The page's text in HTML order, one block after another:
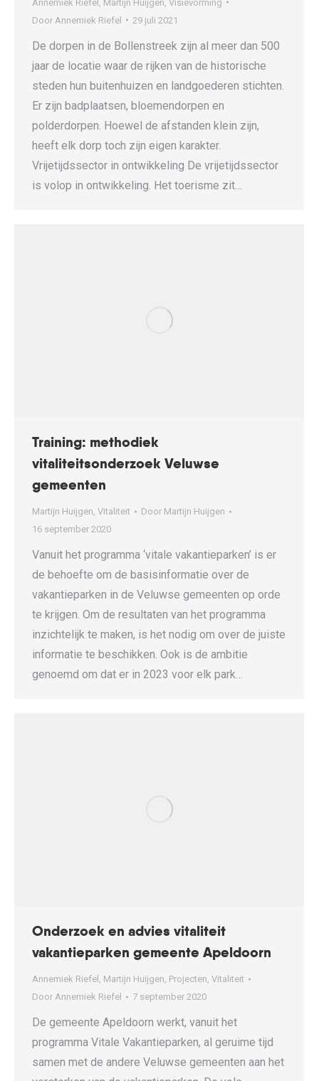
Annemiek Riefel Martijn Huijgen Visievorming
Door Annemiek Riefel 29 juli 2021
De dorpen in de Bollenstreek zijn al meer dan 500
jaar de locatie waar de rijken van de historische
steden hun buitenhuizen en landgoederen stichten.
Er zijn badplaatsen, bloemendorpen en
polderdorpen. Hoewel de afstanden klein zijn,
heeft elk dorp toch zijn eigen karakter.
Vrijetijdssector in ontwikkeling De vrijetijdssector
is volop in ontwikkeling. Het toerisme zit…
Training: methodiek
vitaliteitsonderzoek Veluwse
gemeenten
Martijn Huijgen, Vitaliteit Door Martijn Huijgen
16 september 2020
Vanuit het programma ‘vitale vakantieparken’ is er
de behoefte om de basisinformatie over de
vakantieparken in de Veluwse gemeenten op orde
te krijgen. Om de resultaten van het programma
inzichtelijk te maken, is het nodig om over de juiste
informatie te beschikken. Ook is de ambitie
genoemd om dat er in 2023 voor elk park…
Onderzoek en advies vitaliteit
vakantieparken gemeente Apeldoorn
Annemiek Riefel , Martijn Huijgen, Projecten, Vitaliteit
Door Annemiek Riefel 7 september 2020
De gemeente Apeldoorn werkt, vanuit het
programma Vitale Vakantieparken, al geruime tijd
samen met de andere Veluwse gemeenten aan het